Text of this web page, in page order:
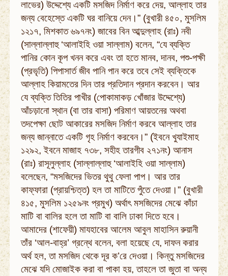
লাভের) উদ্দেশ্যে একটি মসজিদ নির্মাণ করে দেয়, আল্লাহ তার
জন্য বেহেস্তে একটি ঘর বানিয়ে দেন।” (বুখারী ৪৫০, মুসলিম
১২১৭, মিশকাত ৬৯৭নং) জাবের বিন আব্দুল্লাহ (রাঃ) নবী
(সাল্লাল্লাহু ‘আলাইহি ওয়া সাল্লাম) বলেন, “যে ব্যক্তি
পানির কোন কূপ খনন করে এবং তা হতে মানব, দানব, পশু-পক্ষী
(প্রভৃতি) পিপাসার্ত জীব পানি পান করে তবে সেই ব্যক্তিকে
আল্লাহ কিয়ামতের দিন তার প্রতিদান প্রদান করবেন। আর
যে ব্যক্তি তিতির পাখীর (পোকামাকড় খোঁজার উদ্দেশ্যে)
আঁচড়ানো স্থান (বা তার বাসা) পরিমাণ আয়তনের অথবা
তদপেক্ষা ছোট আকারের মসজিদ নির্মাণ করবে আল্লাহ তার
জন্য জান্নাতে একটি গৃহ নিৰ্মাণ করবেন।” (ইবনে খুযাইমাহ
১২৯২, ইবনে মাজাহ ৭৩৮, সহীহ তারগীব ২৭১নং) আনাস
(রাঃ) রাসূলুল্লাহ (সাল্লাল্লাহু ‘আলাইহি ওয়া সাল্লাম)
বলেছেন, “মসজিদের ভিতর থুথু ফেলা পাপ। আর তার
কাফ্‌ফারা (প্রায়শ্চিত্ত) হল তা মাটিতে পুঁতে দেওয়া।” (বুখারী
৪১৫, মুসলিম ১২৫৯নং প্রমুখ) অর্থাৎ মসজিদের মেঝে কাঁচা
মাটি বা বালির হলে তা মাটি বা বালি ঢাকা দিতে হবে।
আমাদের (শাফেয়ী) মাযহাবের আলেম আবুল মাহাসিন রুয়ানী
তাঁর ‘আল-বাহ্‌র’ গ্রন্থে বলেন, বলা হয়েছে যে, দাফন করার
অর্থ হল, তা মসজিদ থেকে দূর ক’রে দেওয়া। কিন্তু মসজিদের
মেঝে যদি মোজাইক করা বা পাকা হয়, তাহলে তা জুতা বা অন্য